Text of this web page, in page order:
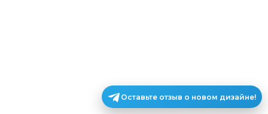
Оставьте отзыв о новом дизайне!